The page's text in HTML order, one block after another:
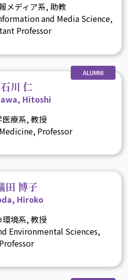
メディア系, 助教
and Media Science,
Professor
ALUMNI
石川 仁
Hitoshi
医療系, 教授
Professor
田 博子
Hiroko
環境系, 教授
Environmental Sciences,
Professor